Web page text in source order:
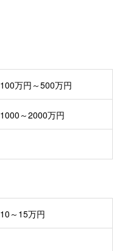
100万円～500万円
1000～2000万円
10～15万円